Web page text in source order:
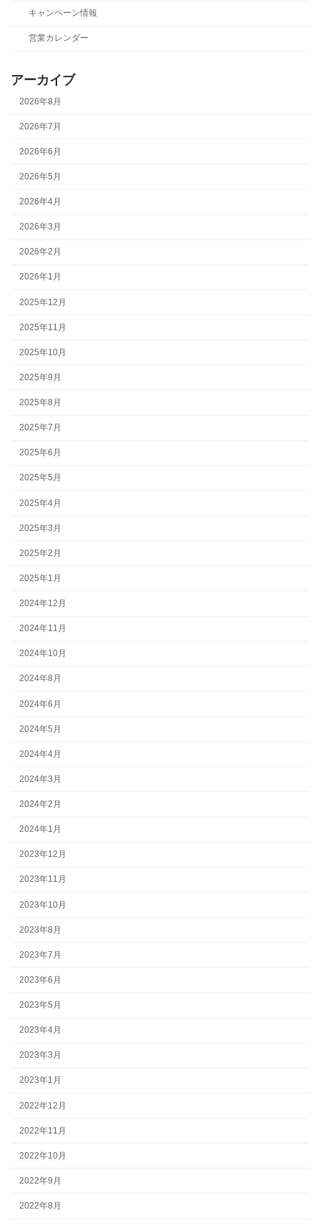
キャンペーン情報
営業カレンダー
アーカイブ
2026年8月
2026年7月
2026年6月
2026年5月
2026年4月
2026年3月
2026年2月
2026年1月
2025年12月
2025年11月
2025年10月
2025年9月
2025年8月
2025年7月
2025年6月
2025年5月
2025年4月
2025年3月
2025年2月
2025年1月
2024年12月
2024年11月
2024年10月
2024年8月
2024年6月
2024年5月
2024年4月
2024年3月
2024年2月
2024年1月
2023年12月
2023年11月
2023年10月
2023年8月
2023年7月
2023年6月
2023年5月
2023年4月
2023年3月
2023年1月
2022年12月
2022年11月
2022年10月
2022年9月
2022年8月